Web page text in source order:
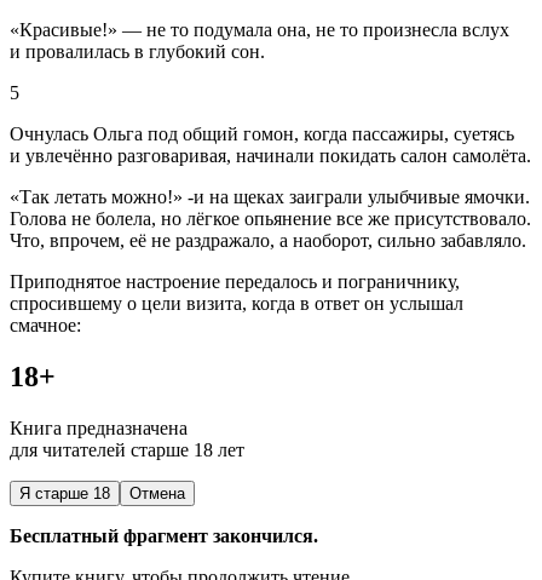
«Красивые!» — не то подумала она, не то произнесла вслух
и провалилась в глубокий сон.
5
Очнулась Ольга под общий гомон, когда пассажиры, суетясь
и увлечённо разговаривая, начинали покидать салон самолёта.
«Так летать можно!» -и на щеках заиграли улыбчивые ямочки.
Голова не болела, но лёгкое опьянение все же присутствовало.
Что, впрочем, её не раздражало, а наоборот, сильно забавляло.
Приподнятое настроение передалось и пограничнику,
спросившему о цели визита, когда в ответ он услышал
смачное:
18+
Книга предназначена
для читателей старше 18 лет
Я старше 18 Отмена
Бесплатный фрагмент закончился.